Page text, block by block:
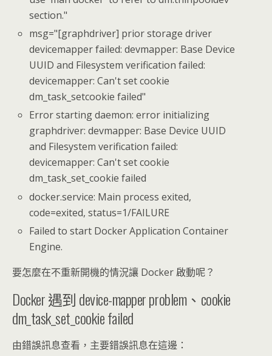
section."
msg="[graphdriver] prior storage driver
devicemapper failed: devmapper: Base Device
UUID and Filesystem verification failed:
devicemapper: Can't set cookie
dm_task_setcookie failed"
Error starting daemon: error initializing
graphdriver: devmapper: Base Device UUID
and Filesystem verification failed:
devicemapper: Can't set cookie
dm_task_set_cookie failed
docker.service: Main process exited,
code=exited, status=1/FAILURE
Failed to start Docker Application Container
Engine.
要怎麼在不重新開機的情況讓 Docker 啟動呢？
Docker 遇到 device-mapper problem、cookie
dm_task_set_cookie failed
由錯誤訊息查看，主要錯誤訊息在這邊：